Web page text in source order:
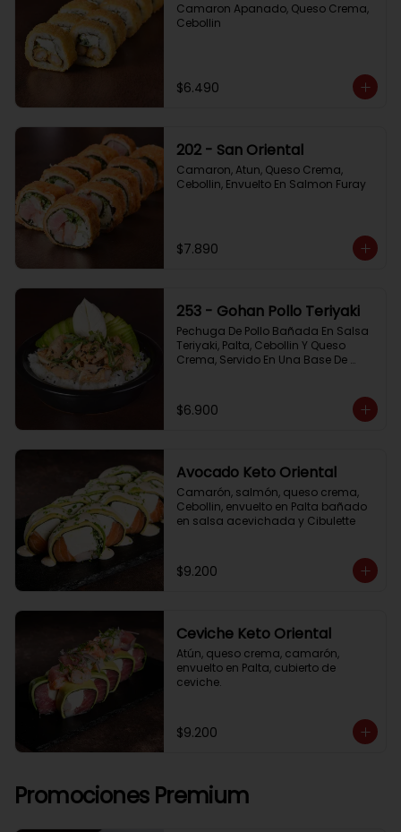
Camaron Apanado, Queso Crema,
Cebollin
$6.490
202 - San Oriental
Camaron, Atun, Queso Crema,
Cebollin, Envuelto En Salmon Furay
$7.890
253 - Gohan Pollo Teriyaki
Pechuga De Pollo Bañada En Salsa
Teriyaki, Palta, Cebollin Y Queso
Crema, Servido En Una Base De
$6.900
Avocado Keto Oriental
Camarón, salmón, queso crema,
Cebollin, envuelto en Palta bañado
en salsa acevichada y Cibulette
$9.200
Ceviche Keto Oriental
Atún, queso crema, camarón,
envuelto en Palta, cubierto de
ceviche.
$9.200
Promociones Premium